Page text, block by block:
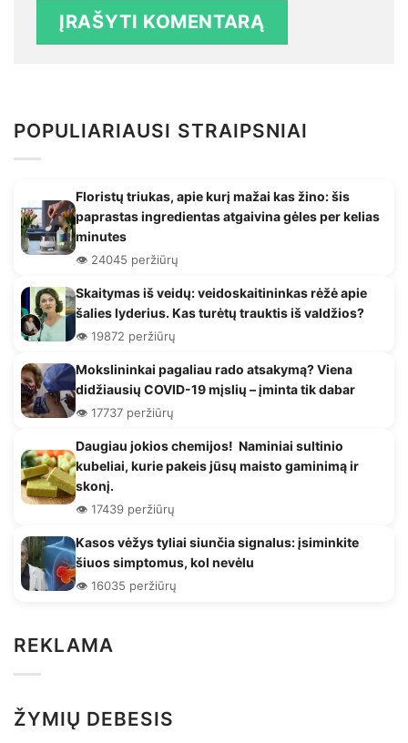
POPULIARIAUSI STRAIPSNIAI
Floristų triukas, apie kurį mažai kas žino: šis
paprastas ingredientas atgaivina gėles per kelias
minutes
👁️ 24045 peržiūrų
Skaitymas iš veidų: veidoskaitininkas rėžė apie
šalies lyderius. Kas turėtų trauktis iš valdžios?
👁️ 19872 peržiūrų
Mokslininkai pagaliau rado atsakymą? Viena
didžiausių COVID-19 mįslių – įminta tik dabar
👁️ 17737 peržiūrų
Daugiau jokios chemijos! Naminiai sultinio
kubeliai, kurie pakeis jūsų maisto gaminimą ir
skonį.
👁️ 17439 peržiūrų
Kasos vėžys tyliai siunčia signalus: įsiminkite
šiuos simptomus, kol nevėlu
👁️ 16035 peržiūrų
REKLAMA
ŽYMIŲ DEBESIS